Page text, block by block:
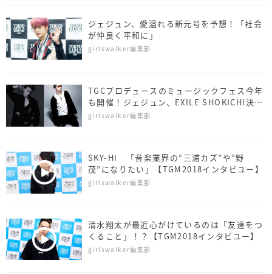
ジェジュン、愛溢れる新元号を予想！「社会
が仲良く平和に」
girlswalker編集部
TGCプロデュースのミュージックフェス今年
も開催！ジェジュン、EXILE SHOKICHI決
定！
girlswalker編集部
SKY-HI 「音楽業界の“三浦カズ”や“野
茂”になりたい」【TGM2018インタビユー】
girlswalker編集部
清水翔太が最近心がけているのは「友達をつ
くること」！？【TGM2018インタビユー】
girlswalker編集部